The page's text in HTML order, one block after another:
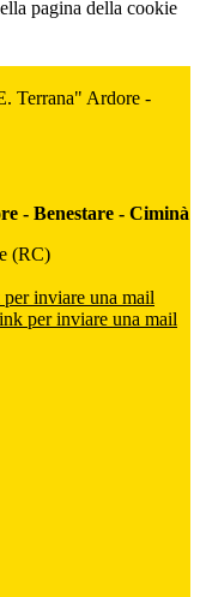
pagina della cookie
Terrana" Ardore -
- Benestare - Ciminà
(RC)
inviare una mail
per inviare una mail